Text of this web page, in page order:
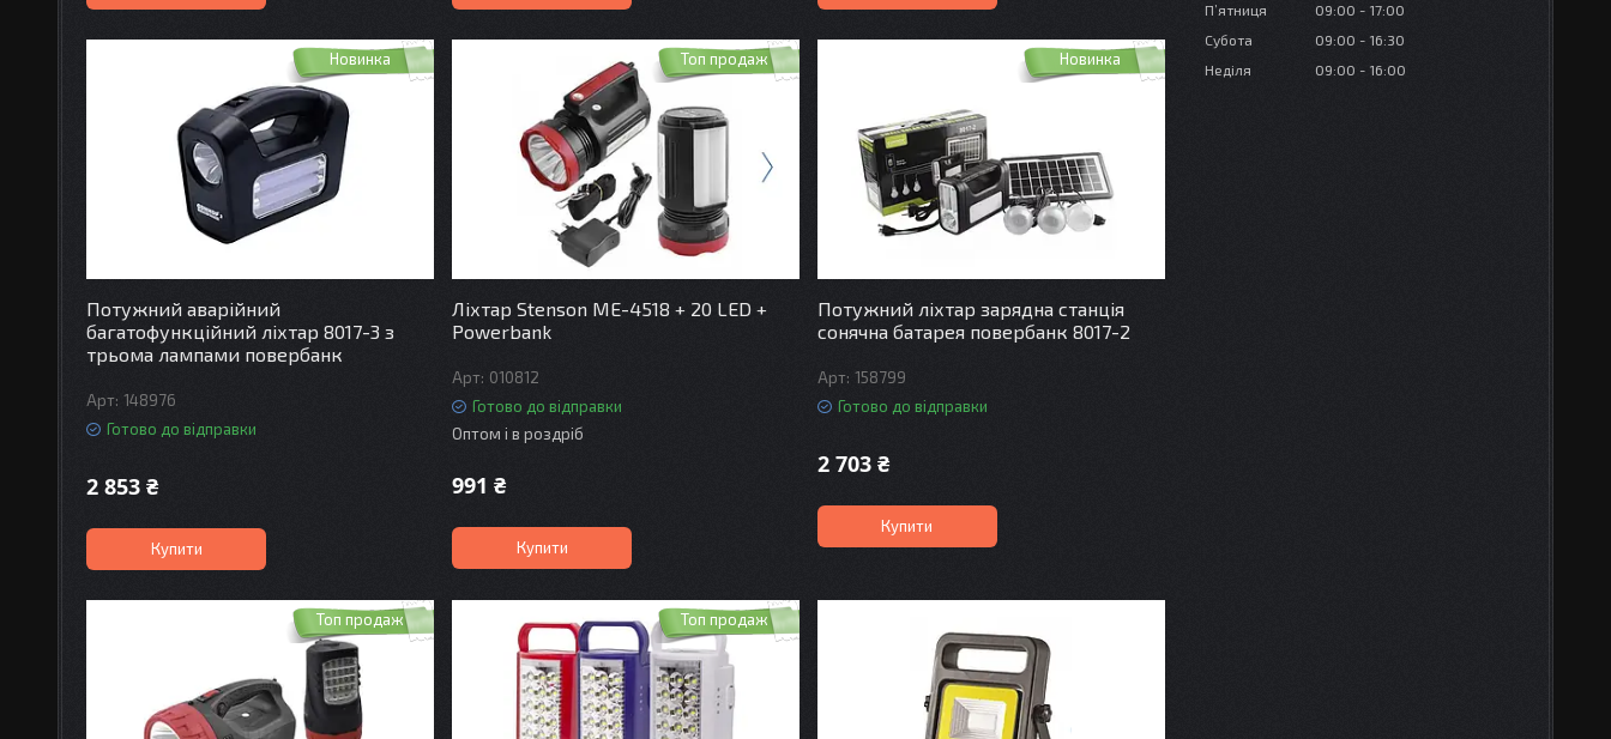
Новинка
Потужний аварійний
багатофункційний ліхтар 8017-3 з
трьома лампами повербанк
148976
Готово до відправки
2 853 ₴
Купити
Топ продаж
Ліхтар Stenson ME-4518 + 20 LED +
Powerbank
010812
Готово до відправки
Оптом і в роздріб
991 ₴
Купити
Новинка
Потужний ліхтар зарядна станція
сонячна батарея повербанк 8017-2
158799
Готово до відправки
2 703 ₴
Купити
Топ продаж Топ продаж
Пʼятниця
09:00
17:00
Субота
09:00
16:30
Неділя
09:00 16:00